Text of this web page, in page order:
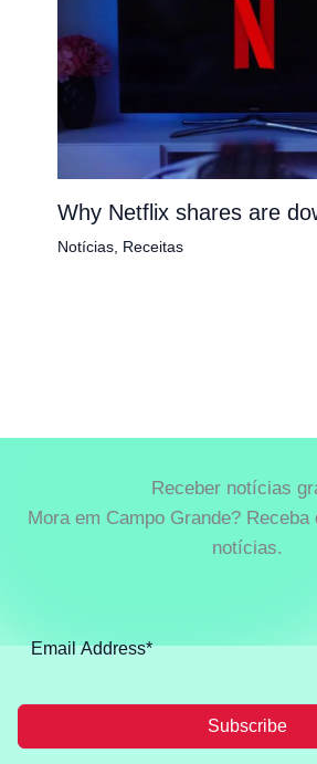
Why Netflix shares are
Notícias, Receitas
Receber notícias
Mora em Campo Grande?
notícias.
Subscribe